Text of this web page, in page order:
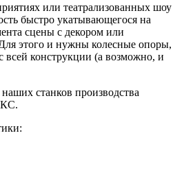
или театрализованных шоу
быстро укатывающегося на
сцены с декором или
этого и нужны колесные опоры,
всей конструкции (а возможно, и
станков производства